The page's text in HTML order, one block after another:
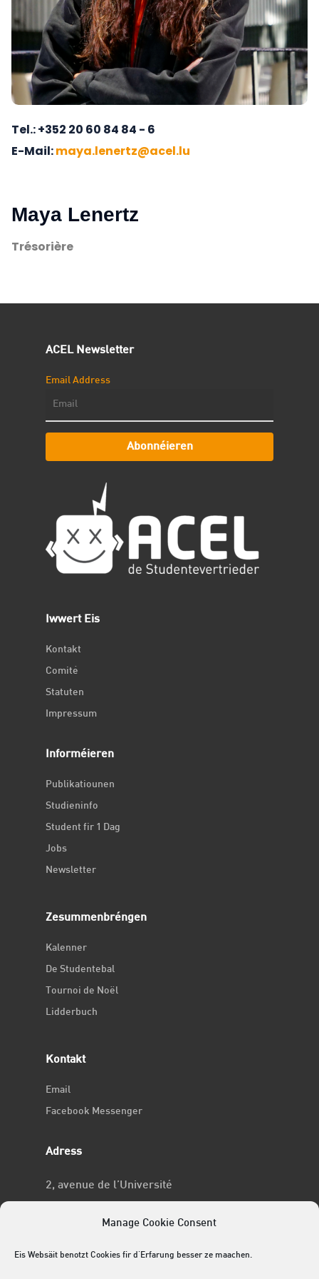
Manage Cookie Consent
Eis Websäit benotzt Cookies fir d'Erfarung besser ze maachen.
Tel. +352 20 60 84 84 - 6
E-Mail maya.lenertz@acel.lu
Maya Lenertz
Trésorière
ACEL Newsletter
Email Address
Abonnéieren
Iwwert Eis
Kontakt
Comité
Statuten
Impressum
Informéieren
Publikatiounen
Studieninfo
Student fir 1 Dag
Jobs
Newsletter
Zesummenbréngen
Kalenner
De Studentebal
Tournoi de Noël
Lidderbuch
Kontakt
Email
Facebook Messenger
Adress
2, avenue de l’Université
No RCSL